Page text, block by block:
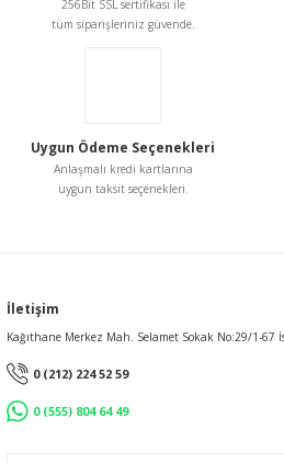
256Bit SSL sertifikası ile
tüm siparişleriniz güvende.
Uygun Ödeme Seçenekleri
Anlaşmalı kredi kartlarına
uygun taksit seçenekleri.
İletişim
Kağıthane Merkez Mah. Selamet Sokak No:29/1-67
0 (212) 224 52 59
0 (555) 804 64 49